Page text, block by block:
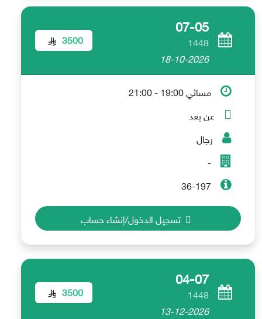
07-05
1448
18-10-2026
3500
مسائي 19:00 - 21:00
عن بعد
رجال
-
36-197
تسجيل الدخول/إنشاء حساب
04-07
1448
13-12-2026
3500